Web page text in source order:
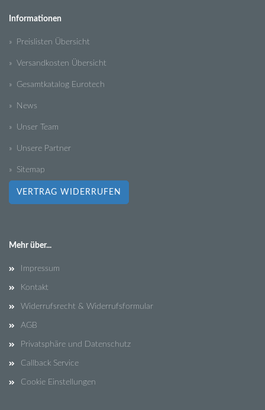
Informationen
» Preislisten Übersicht
» Versandkosten Übersicht
» Gesamtkatalog Eurotech
» News
» Unser Team
» Unsere Partner
» Sitemap
VERTRAG WIDERRUFEN
Mehr über...
Impressum
Kontakt
Widerrufsrecht & Widerrufsformular
AGB
Privatsphäre und Datenschutz
Callback Service
Cookie Einstellungen